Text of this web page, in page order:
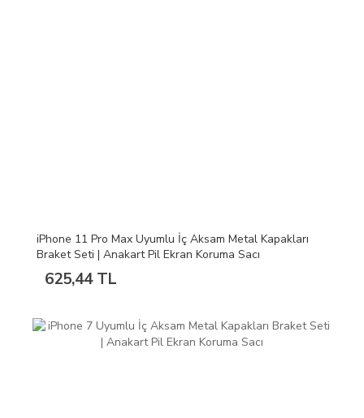
iPhone 11 Pro Max Uyumlu İç Aksam Metal Kapakları
Braket Seti | Anakart Pil Ekran Koruma Sacı
625,44 TL